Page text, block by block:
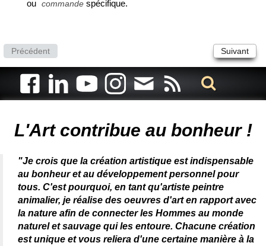
ou commande spécifique.
Précédent Suivant
L'Art contribue au bonheur !
"Je crois que la création artistique est indispensable
au bonheur et au développement personnel pour
tous. C'est pourquoi, en tant qu'artiste peintre
animalier, je réalise des oeuvres d'art en rapport avec
la nature afin de connecter les Hommes au monde
naturel et sauvage qui les entoure. Chacune création
est unique et vous reliera d'une certaine manière à la